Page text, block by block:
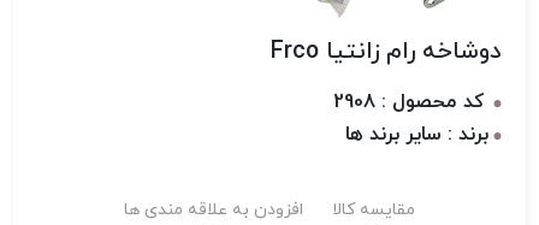
دوشاخه رام زانتیا Frco
کد محصول : 2908
برند : سایر برند ها
مقایسه کالا افزودن به علاقه مندی ها